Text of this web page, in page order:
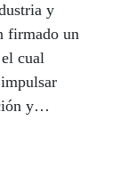
y
firmado un
cual
y